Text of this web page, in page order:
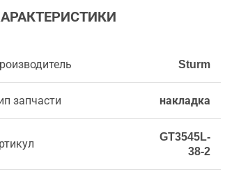
Sturm
запчасти накладка
GT3545L-
38-2